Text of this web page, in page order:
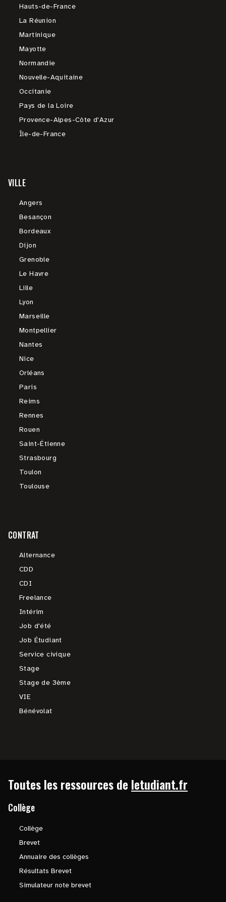
Hauts-de-France
La Réunion
Martinique
Mayotte
Normandie
Nouvelle-Aquitaine
Occitanie
Pays de la Loire
Provence-Alpes-Côte d'Azur
Île-de-France
VILLE
Angers
Besançon
Bordeaux
Dijon
Grenoble
Le Havre
Lille
Lyon
Marseille
Montpellier
Nantes
Nice
Orléans
Paris
Reims
Rennes
Rouen
Saint-Étienne
Strasbourg
Toulon
Toulouse
CONTRAT
Alternance
CDD
CDI
Freelance
Intérim
Job d'été
Job Étudiant
Service civique
Stage
Stage de 3ème
VIE
Bénévolat
Toutes les ressources de letudiant.fr
Collège
Collège
Brevet
Annuaire des collèges
Résultats Brevet
Simulateur note brevet